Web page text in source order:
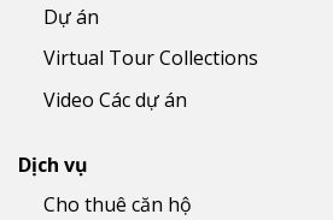
Dự án
Virtual Tour Collections
Video Các dự án
Dịch vụ
Cho thuê căn hộ